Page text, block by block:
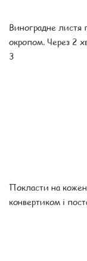
Виноградне листя
окропом. Через 2
3
Покласти на
конвертиком і